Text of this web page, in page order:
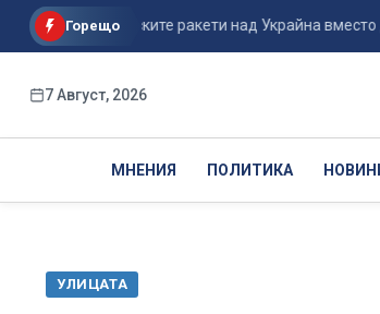
Горещо
на руските ракети над Украйна вместо да се
7 Август, 2026
МНЕНИЯ ПОЛИТИКА
УЛИЦАТА